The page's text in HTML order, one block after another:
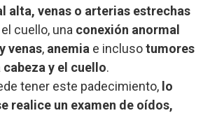
alta, venas o arterias estrechas
cuello, una conexión anormal
venas, anemia e inclusotumores
cabeza y el cuello.
tener este padecimiento, lo
realice un examen de oídos,